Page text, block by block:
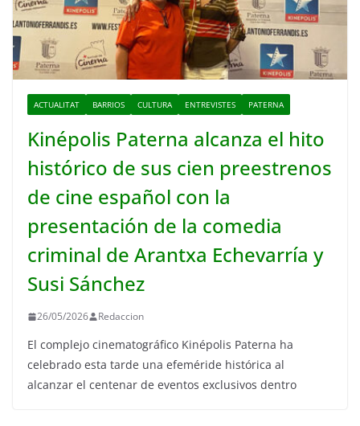
ACTUALITAT BARRIOS CULTURA ENTREVISTES PATERNA
Kinépolis Paterna alcanza el hito
histórico de sus cien preestrenos
de cine español con la
presentación de la comedia
criminal de Arantxa Echevarría y
Susi Sánchez
26/05/2026 Redaccion
El complejo cinematográfico Kinépolis Paterna ha
celebrado esta tarde una efeméride histórica al
alcanzar el centenar de eventos exclusivos dentro